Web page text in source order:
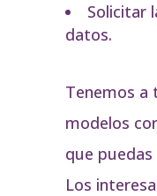
Solicitar
datos.
Tenemos a
modelos
que
Los